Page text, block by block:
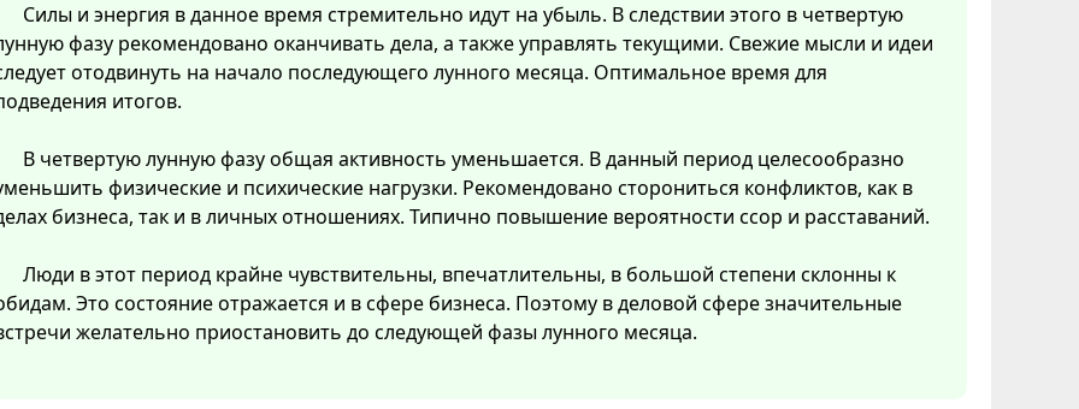
Силы и энергия в данное время стремительно идут на убыль. В следствии этого в четвертую
фазу рекомендовано оканчивать дела, а также управлять текущими. Свежие мысли и идеи
отодвинуть на начало последующего лунного месяца. Оптимальное время для
итогов.
В четвертую лунную фазу общая активность уменьшается. В данный период целесообразно
физические и психические нагрузки. Рекомендовано сторониться конфликтов, как в
бизнеса, так и в личных отношениях. Типично повышение вероятности ссор и расставаний.
Люди в этот период крайне чувствительны, впечатлительны, в большой степени склонны к
Это состояние отражается и в сфере бизнеса. Поэтому в деловой сфере значительные
желательно приостановить до следующей фазы лунного месяца.